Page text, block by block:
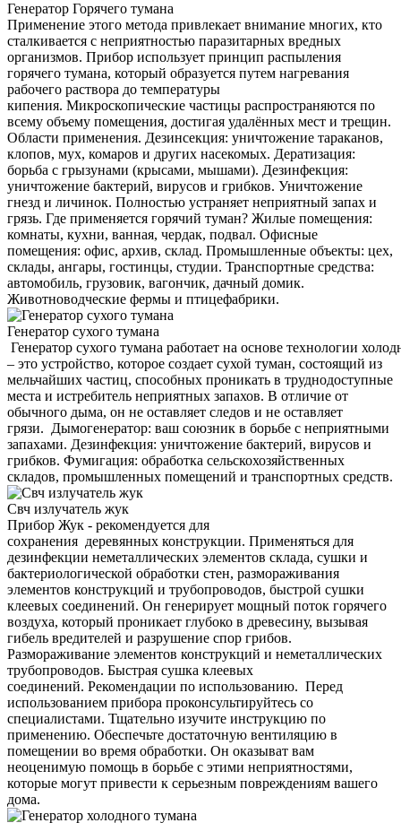
Генератор Горячего тумана
Применение этого метода привлекает внимание многих, кто
сталкивается с неприятностью паразитарных вредных
организмов. Прибор использует принцип распыления
горячего тумана, который образуется путем нагревания
рабочего раствора до температуры
кипения. Микроскопические частицы распространяются по
всему объему помещения, достигая удалённых мест и трещин.
Области применения. Дезинсекция: уничтожение тараканов,
клопов, мух, комаров и других насекомых. Дератизация:
борьба с грызунами (крысами, мышами). Дезинфекция:
уничтожение бактерий, вирусов и грибков. Уничтожение
гнезд и личинок. Полностью устраняет неприятный запах и
грязь. Где применяется горячий туман? Жилые помещения:
комнаты, кухни, ванная, чердак, подвал. Офисные
помещения: офис, архив, склад. Промышленные объекты: цех,
склады, ангары, гостинцы, студии. Транспортные средства:
автомобиль, грузовик, вагончик, дачный домик.
Животноводческие фермы и птицефабрики.
Генератор сухого тумана
Генератор сухого тумана работает на основе технологии
– это устройство, которое создает сухой туман, состоящий из
мельчайших частиц, способных проникать в труднодоступные
места и истребитель неприятных запахов. В отличие от
обычного дыма, он не оставляет следов и не оставляет
грязи. Дымогенератор: ваш союзник в борьбе с неприятными
запахами. Дезинфекция: уничтожение бактерий, вирусов и
грибков. Фумигация: обработка сельскохозяйственных
складов, промышленных помещений и транспортных средств.
Свч излучатель жук
Прибор Жук - рекомендуется для
сохранения деревянных конструкции. Применяться для
дезинфекции неметаллических элементов склада, сушки и
бактериологической обработки стен, размораживания
элементов конструкций и трубопроводов, быстрой сушки
клеевых соединений. Он генерирует мощный поток горячего
воздуха, который проникает глубоко в древесину, вызывая
гибель вредителей и разрушение спор грибов.
Размораживание элементов конструкций и неметаллических
трубопроводов. Быстрая сушка клеевых
соединений. Рекомендации по использованию. Перед
использованием прибора проконсультируйтесь со
специалистами. Тщательно изучите инструкцию по
применению. Обеспечьте достаточную вентиляцию в
помещении во время обработки. Он оказыват вам
неоценимую помощь в борьбе с этими неприятностями,
которые могут привести к серьезным повреждениям вашего
дома.